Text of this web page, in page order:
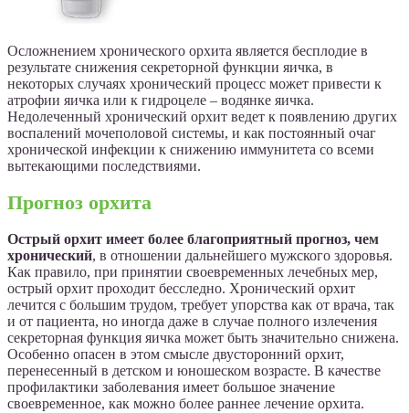
Осложнением хронического орхита является бесплодие в
результате снижения секреторной функции яичка, в
некоторых случаях хронический процесс может привести к
атрофии яичка или к гидроцеле – водянке яичка.
Недолеченный хронический орхит ведет к появлению других
воспалений мочеполовой системы, и как постоянный очаг
хронической инфекции к снижению иммунитета со всеми
вытекающими последствиями.
Прогноз орхита
Острый орхит имеет более благоприятный прогноз, чем
хронический, в отношении дальнейшего мужского здоровья.
Как правило, при принятии своевременных лечебных мер,
острый орхит проходит бесследно. Хронический орхит
лечится с большим трудом, требует упорства как от врача, так
и от пациента, но иногда даже в случае полного излечения
секреторная функция яичка может быть значительно снижена.
Особенно опасен в этом смысле двусторонний орхит,
перенесенный в детском и юношеском возрасте. В качестве
профилактики заболевания имеет большое значение
своевременное, как можно более раннее лечение орхита.